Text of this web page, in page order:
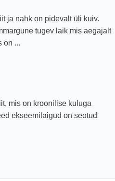
ja nahk on pidevalt üli kuiv.
tugev laik mis aegajalt
on ...
mis on kroonilise kuluga
ekseemilaigud on seotud